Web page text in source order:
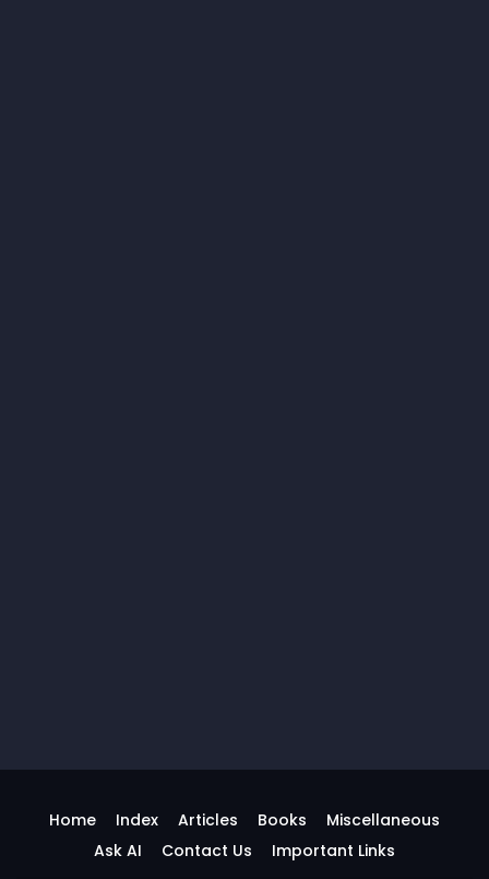
Home Index Articles Books
Miscellaneous
Ask AI
Contact Us Important Links